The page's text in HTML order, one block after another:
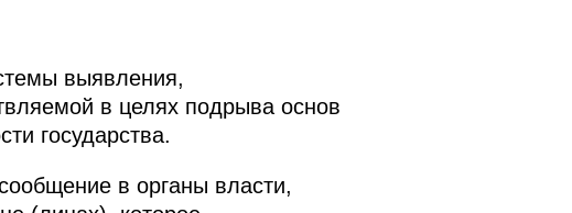
выявления,
в целях подрыва основ
государства.
в органы власти,